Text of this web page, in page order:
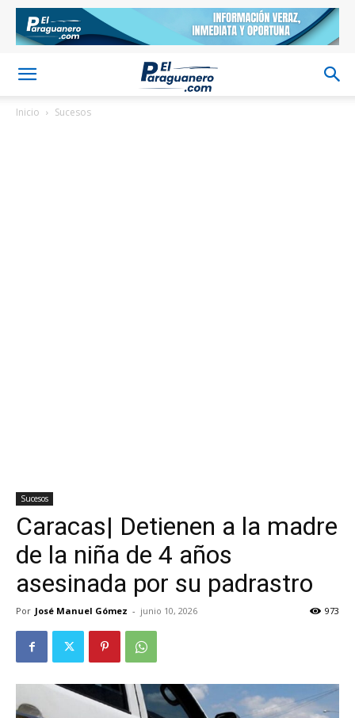
Inicio Sucesos
Sucesos
Caracas| Detienen a la madre
de la niña de 4 años
asesinada por su padrastro
Por José Manuel Gómez - junio 10, 2026 973